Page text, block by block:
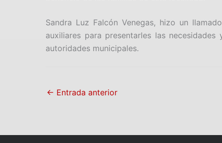
Sandra Luz Falcón Venegas, hizo un
auxiliares para presentarles las
autoridades municipales.
← Entrada anterior